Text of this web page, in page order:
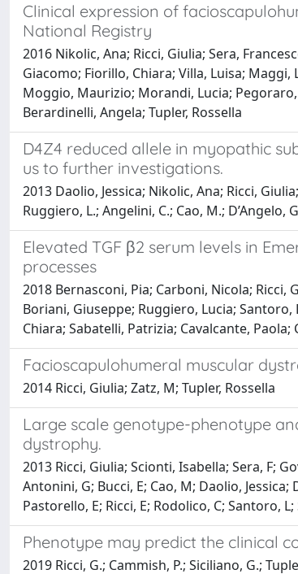
Clinical expression of
National Registry
2016 Nikolic, Ana; Ricci, Giulia; Sera,
Giacomo; Fiorillo, Chiara; Villa, Luisa;
Moggio, Maurizio; Morandi, Lucia;
Berardinelli, Angela; Tupler, Rossella
D4Z4 reduced allele in myopathic
us to further investigations.
2013 Daolio, Jessica; Nikolic, Ana; Ricci,
Ruggiero, L.; Angelini, C.; Cao, M.;
Elevated TGF β2 serum levels in
processes
2018 Bernasconi, Pia; Carboni, Nicola;
Boriani, Giuseppe; Ruggiero, Lucia;
Chiara; Sabatelli, Patrizia; Cavalcante,
Facioscapulohumeral muscular
2014 Ricci, Giulia; Zatz, M; Tupler, Rossella
Large scale genotype-phenotype
dystrophy.
2013 Ricci, Giulia; Scionti, Isabella; Sera, F;
Antonini, G; Bucci, E; Cao, M; Daolio,
Pastorello, E; Ricci, E; Rodolico, C; Santoro,
Phenotype may predict the clinical
2019 Ricci, G.; Cammish, P.; Siciliano, G.;